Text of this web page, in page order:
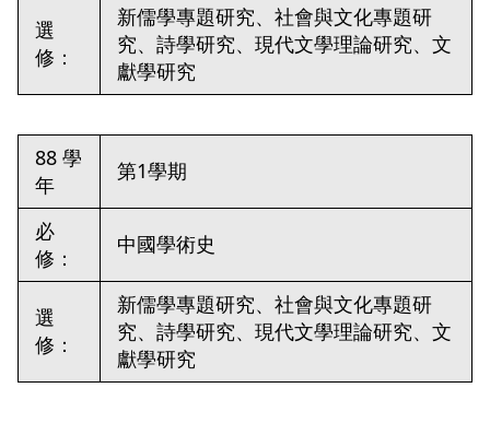
選
修：
新儒學專題研究、社會與文化專題研
究、詩學研究、現代文學理論研究、文
獻學研究
88 學
年
第1學期
必
修：
中國學術史
選
修：
新儒學專題研究、社會與文化專題研
究、詩學研究、現代文學理論研究、文
獻學研究